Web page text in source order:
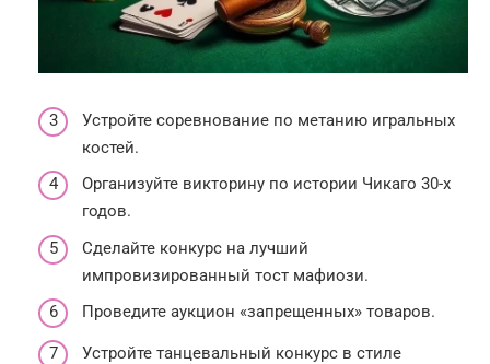
Устройте соревнование по метанию игральных
костей.
Организуйте викторину по истории Чикаго 30-х
годов.
Сделайте конкурс на лучший
импровизированный тост мафиози.
Проведите аукцион «запрещенных» товаров.
Устройте танцевальный конкурс в стиле